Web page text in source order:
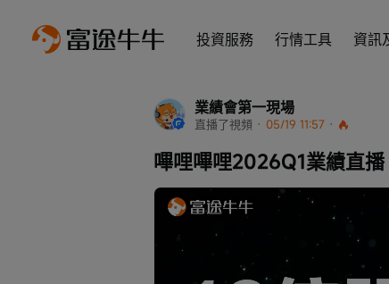
投資服務 行情工具 資訊
業績會第一現場
直播了視頻 · 05/19 11:57 ·
嗶哩嗶哩2026Q1業績直播